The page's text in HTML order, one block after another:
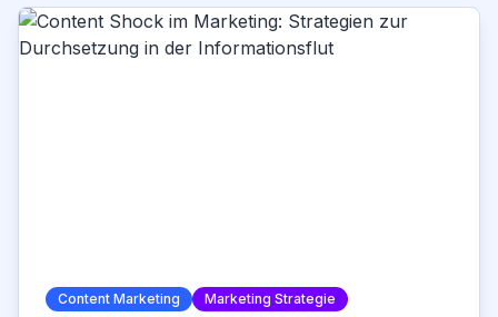
Content Marketing Marketing Strategie